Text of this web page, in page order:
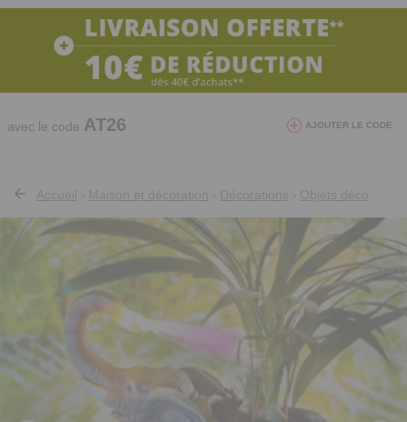
10€ de réduction dès 40€ d'achat. Offre
valable du 03/08/2026 au 12/08/2026.
avec le code AT26 AJOUTER LE CODE
Accueil Maison et décoration Décorations Objets déco